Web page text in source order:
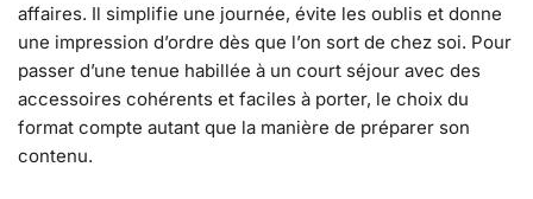
affaires. Il simplifie une journée, évite les oublis et donne
une impression d’ordre dès que l’on sort de chez soi. Pour
passer d’une tenue habillée à un court séjour avec des
accessoires cohérents et faciles à porter, le choix du
format compte autant que la manière de préparer son
contenu.